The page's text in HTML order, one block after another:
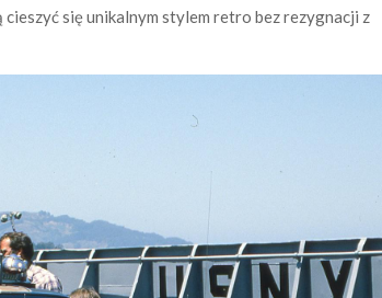
się unikalnym stylem retro bez rezygnacji z